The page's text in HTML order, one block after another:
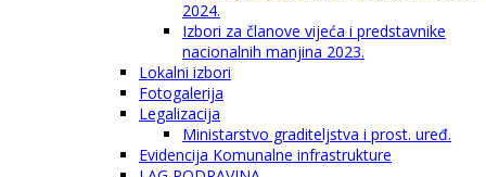
2024.
Izbori za članove vijeća i predstavnike
nacionalnih manjina 2023.
Lokalni izbori
Fotogalerija
Legalizacija
Ministarstvo graditeljstva i prost. uređ.
Evidencija Komunalne infrastrukture